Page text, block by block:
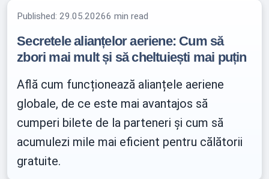
Published:29.05.20266 min read
Secretele alianțelor aeriene: Cum să
zbori mai mult și să cheltuiești mai puțin
Află cum funcționează alianțele aeriene
globale, de ce este mai avantajos să
cumperi bilete de la parteneri și cum să
acumulezi mile mai eficient pentru călătorii
gratuite.